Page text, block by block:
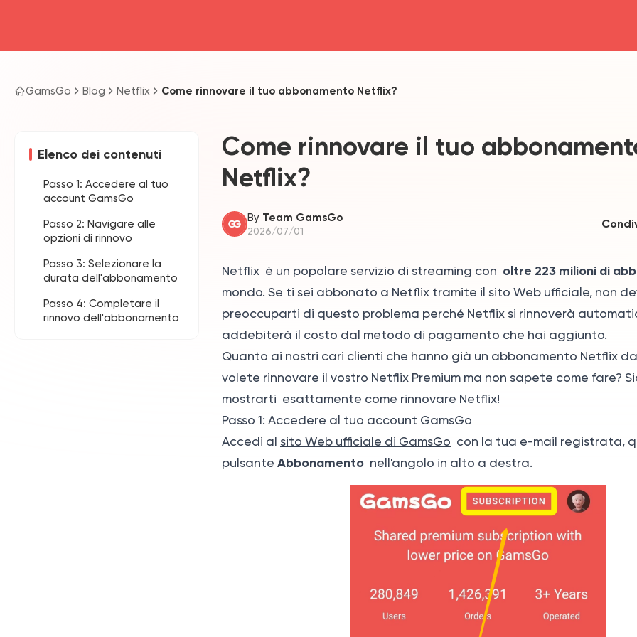
GamsGo Blog Netflix Come rinnovare il tuo abbonamento Netflix?
Elenco dei contenuti
Passo 1: Accedere al tuo
account GamsGo
Passo 2: Navigare alle
opzioni di rinnovo
Passo 3: Selezionare la
durata dell'abbonamento
Passo 4: Completare il
rinnovo dell'abbonamento
Come rinnovare il tuo
Netflix?
By Team GamsGo
2026/07/01
Netflix è un popolare servizio di streaming con oltre 223 milioni di
mondo. Se ti sei abbonato a Netflix tramite il sito Web ufficiale, non
preoccuparti di questo problema perché Netflix si rinnoverà
addebiterà il costo dal metodo di pagamento che hai aggiunto.
Quanto ai nostri cari clienti che hanno già un abbonamento Netflix
volete rinnovare il vostro Netflix Premium ma non sapete come fare?
mostrarti esattamente come rinnovare Netflix!
Passo 1: Accedere al tuo account GamsGo
Accedi al sito Web ufficiale di GamsGo con la tua e-mail registrata,
pulsante Abbonamento nell'angolo in alto a destra.